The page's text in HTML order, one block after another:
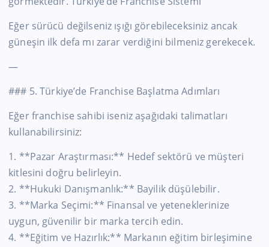
Eğer sürücü değilseniz ışığı görebileceksiniz ancak
güneşin ilk defa mı zarar verdiğini bilmeniz gerekecek.
—
### 5.Türkiye’de Franchise Başlatma Adımları
Eğer franchise sahibi iseniz aşağıdaki talimatları
kullanabilirsiniz:
1. **Pazar Araştırması:** Hedef sektörü ve müşteri
kitlesini doğru belirleyin.
2. **Hukuki Danışmanlık:** Bayilik düşülebilir.
3. **Marka Seçimi:** Finansal ve yeteneklerinize
uygun, güvenilir bir marka tercih edin.
4. **Eğitim ve Hazırlık:** Markanın eğitim birleşimine